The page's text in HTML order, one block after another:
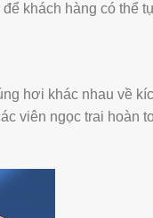
khách hàng có thể
hơi khác nhau về
viên ngọc trai hoàn